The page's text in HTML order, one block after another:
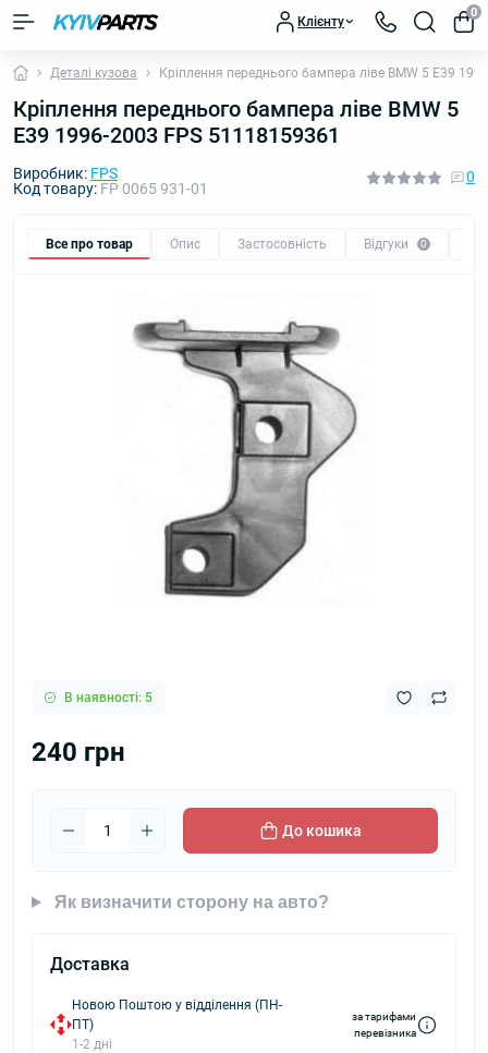
Клієнту
0
Деталі кузова Кріплення переднього бампера ліве BMW 5 E39
Кріплення переднього бампера ліве BMW 5
E39 1996-2003 FPS 51118159361
Виробник: FPS
Код товару: FP 0065 931-01
0
Все про товар Опис Застосовність Відгуки 0
В наявності: 5
240 грн
До кошика
Як визначити сторону на авто?
Доставка
Новою Поштою у відділення (ПН-
ПТ)
1-2 дні
за тарифами
перевізника